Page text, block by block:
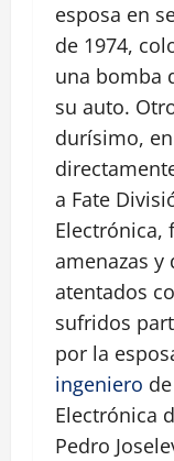
esposa en
de 1974,
una bomba
su auto.
durísimo,
a Fate
Electrónica,
amenazas y
atentados
sufridos
por la
ingeniero
Electrónica
Pedro